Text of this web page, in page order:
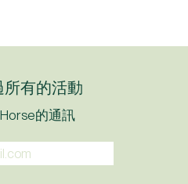
有的活動
的通訊